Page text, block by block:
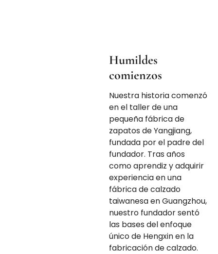
Humildes
comienzos
Nuestra historia comenzó
en el taller de una
pequeña fábrica de
zapatos de Yangjiang,
fundada por el padre del
fundador. Tras años
como aprendiz y adquirir
experiencia en una
fábrica de calzado
taiwanesa en Guangzhou,
nuestro fundador sentó
las bases del enfoque
único de Hengxin en la
fabricación de calzado.